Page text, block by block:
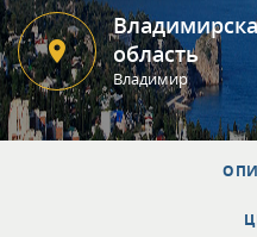
область
Владимир